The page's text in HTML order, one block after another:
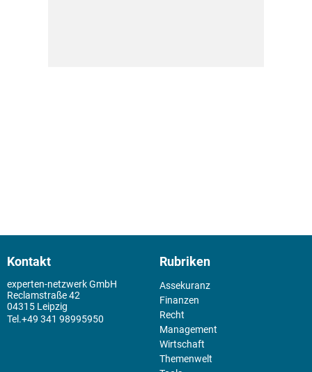
Kontakt
experten-netzwerk GmbH
Reclamstraße 42
04315 Leipzig
+49 341 98995950
Rubriken
Assekuranz
Finanzen
Recht
Management
Wirtschaft
Themenwelt